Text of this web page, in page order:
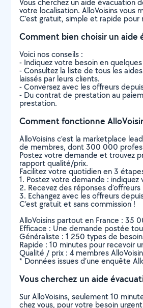
Vous cherchez un aide évacuation
votre localisation. AlloVoisins vous
C’est gratuit, simple et rapide
Comment bien choisir un aide
Voici nos conseils :
- Indiquez votre besoin en
- Consultez la liste de tous les
laissés par leurs clients.
- Conversez avec les offreurs
- Du contrat de prestation au
prestation.
Comment fonctionne
AlloVoisins c’est la marketplace
de membres, dont 300 000
Postez votre demande et trouvez
rapport qualité/prix.
Facilitez votre quotidien en 3
1. Postez votre demande :
2. Recevez des réponses
3. Echangez avec les offreurs
C’est gratuit et sans commission !
AlloVoisins partout en France : 35
Efficace : Une demande postée
Généraliste : 1 250 types de
Rapide : 10 minutes pour recevoir
Qualité / prix : 4 membres
* Données issues d’une enquête
Vous cherchez un aide
Sur AlloVoisins, seulement 10
chez vous, pour votre besoin